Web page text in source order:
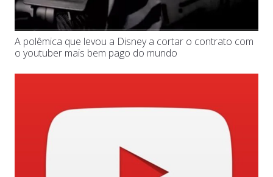
A polêmica que levou a Disney a cortar o contrato com
o youtuber mais bem pago do mundo